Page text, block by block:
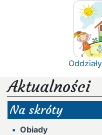
Aktualności
Na skróty
Obiady